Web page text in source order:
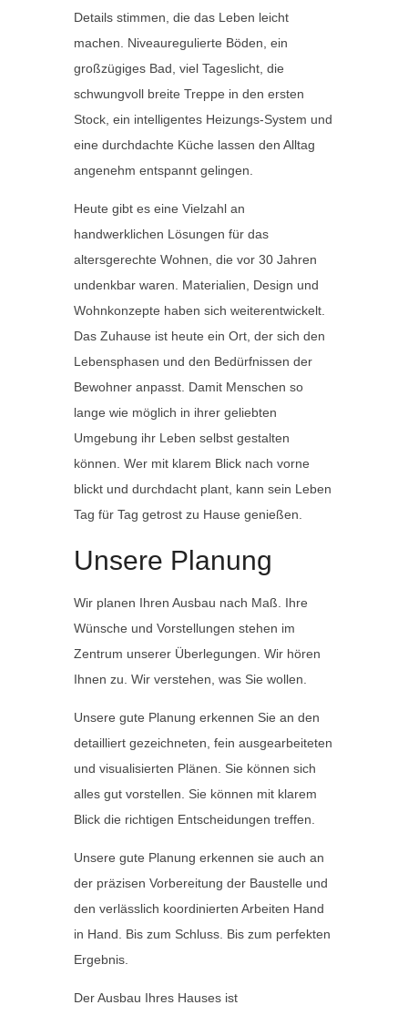
Details stimmen, die das Leben leicht
machen. Niveauregulierte Böden, ein
großzügiges Bad, viel Tageslicht, die
schwungvoll breite Treppe in den ersten
Stock, ein intelligentes Heizungs-System und
eine durchdachte Küche lassen den Alltag
angenehm entspannt gelingen.
Heute gibt es eine Vielzahl an
handwerklichen Lösungen für das
altersgerechte Wohnen, die vor 30 Jahren
undenkbar waren. Materialien, Design und
Wohnkonzepte haben sich weiterentwickelt.
Das Zuhause ist heute ein Ort, der sich den
Lebensphasen und den Bedürfnissen der
Bewohner anpasst. Damit Menschen so
lange wie möglich in ihrer geliebten
Umgebung ihr Leben selbst gestalten
können. Wer mit klarem Blick nach vorne
blickt und durchdacht plant, kann sein Leben
Tag für Tag getrost zu Hause genießen.
Unsere Planung
Wir planen Ihren Ausbau nach Maß. Ihre
Wünsche und Vorstellungen stehen im
Zentrum unserer Überlegungen. Wir hören
Ihnen zu. Wir verstehen, was Sie wollen.
Unsere gute Planung erkennen Sie an den
detailliert gezeichneten, fein ausgearbeiteten
und visualisierten Plänen. Sie können sich
alles gut vorstellen. Sie können mit klarem
Blick die richtigen Entscheidungen treffen.
Unsere gute Planung erkennen sie auch an
der präzisen Vorbereitung der Baustelle und
den verlässlich koordinierten Arbeiten Hand
in Hand. Bis zum Schluss. Bis zum perfekten
Ergebnis.
Der Ausbau Ihres Hauses ist